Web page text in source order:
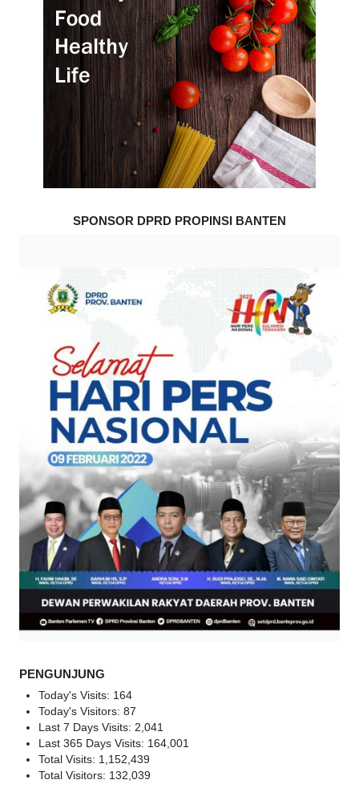
SPONSOR DPRD PROPINSI BANTEN
PENGUNJUNG
Today's Visits: 164
Today's Visitors: 87
Last 7 Days Visits: 2,041
Last 365 Days Visits: 164,001
Total Visits: 1,152,439
Total Visitors: 132,039